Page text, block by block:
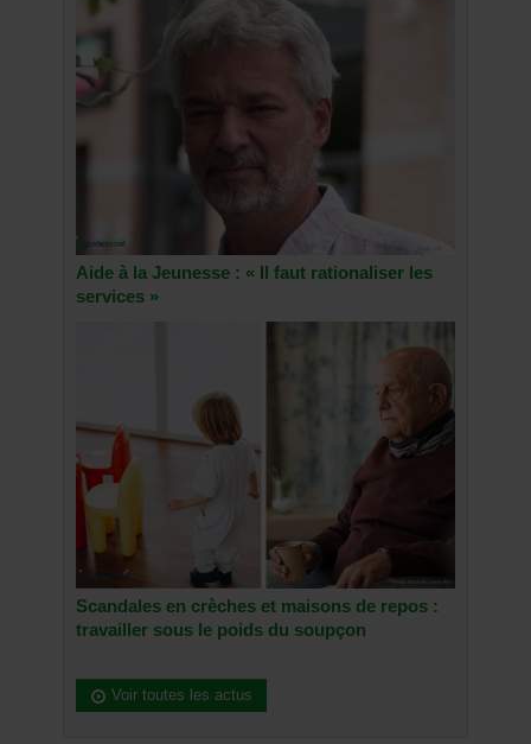
Aide à la Jeunesse : « Il faut rationaliser les
services »
Scandales en crèches et maisons de repos :
travailler sous le poids du soupçon
Voir toutes les actus